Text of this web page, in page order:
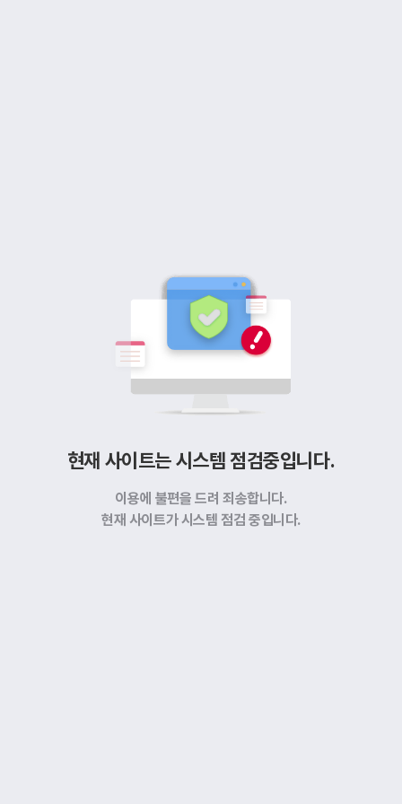
현재 사이트는 시스템 점검중입니다.
이용에 불편을 드려 죄송합니다.
현재 사이트가 시스템 점검 중입니다.